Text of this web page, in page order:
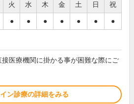
火 水 木 金 土 日 祝
● ● ● ● ● ● ●
医療機関に掛かる事が困難な際にご
ン診療の詳細をみる